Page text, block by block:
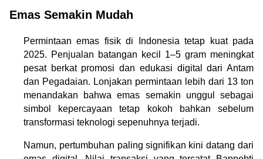
Emas Semakin Mudah
Permintaan emas fisik di Indonesia tetap kuat pada
2025. Penjualan batangan kecil 1–5 gram meningkat
pesat berkat promosi dan edukasi digital dari Antam
dan Pegadaian. Lonjakan permintaan lebih dari 13 ton
menandakan bahwa emas semakin unggul sebagai
simbol kepercayaan tetap kokoh bahkan sebelum
transformasi teknologi sepenuhnya terjadi.
Namun, pertumbuhan paling signifikan kini datang dari